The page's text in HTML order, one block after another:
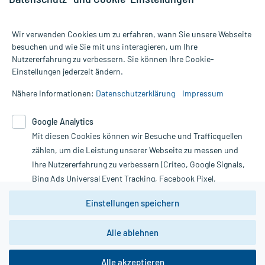
Alle Preise gelten inkl. MwSt., ggf. zzgl. Versandkosten
Informationen auf dieser Website werden ausschließlich für
die Untersuchung und Behandlung durch einen Arzt. Bitte
Therapien eingeleitet werden können. | Diese Webseite benutzt
Google Analytics. Lesen Sie bitte dazu die wichtigen Hinweise in
unserer Datenschutzerklärung. Für den Widerruf einer Bestellung
nutzen Sie das Formular:
Vertrag widerrufen
*Hinweise zu unseren Aktionen und Bewertungen
Wir verwenden Cookies um zu erfahren, wann Sie unsere Webseite
besuchen und wie Sie mit uns interagieren, um Ihre
Nutzererfahrung zu verbessern. Sie können Ihre Cookie-
Einstellungen jederzeit ändern.
Nähere Informationen: Datenschutzerklärung Impressum
Google Analytics
Mit diesen Cookies können wir Besuche und Trafficquellen
zählen, um die Leistung unserer Webseite zu messen und
Ihre Nutzererfahrung zu verbessern (Criteo, Google Signals,
Bing Ads Universal Event Tracking, Facebook Pixel,
Youtube-Social Plugin).
Wir weisen darauf hin, dass die
zwingend den Europäischen Anforderungen gem. EU-
DSGVO genügen und ein Datentransfer in Drittstaaten bzw.
Einstellungen speichern
Alle ablehnen
Alle akzeptieren